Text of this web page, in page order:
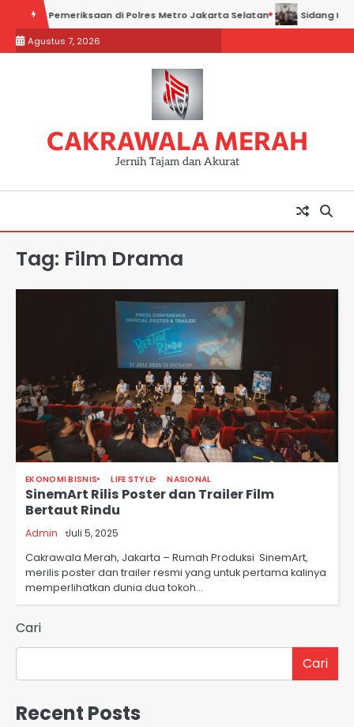
content
Pemeriksaan di Polres Metro Jakarta Selatan Sidang Kadin
Agustus 7, 2026
CAKRAWALA MERAH
Jernih Tajam dan Akurat
Tag: Film Drama
EKONOMI BISNIS LIFE STYLE NASIONAL
SinemArt Rilis Poster dan Trailer Film
Bertaut Rindu
Admin Juli 5, 2025
Cakrawala Merah, Jakarta – Rumah Produksi SinemArt,
merilis poster dan trailer resmi yang untuk pertama kalinya
memperlihatkan dunia dua tokoh…
Cari
Cari
Recent Posts